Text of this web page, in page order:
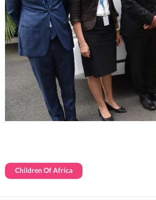
Children Of Africa